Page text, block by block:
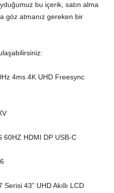
bu içerik, satın alma
göz atmanız gereken bir
4ms 4K UHD Freesync
60HZ HDMI DP USB-C
43” UHD Akıllı LCD